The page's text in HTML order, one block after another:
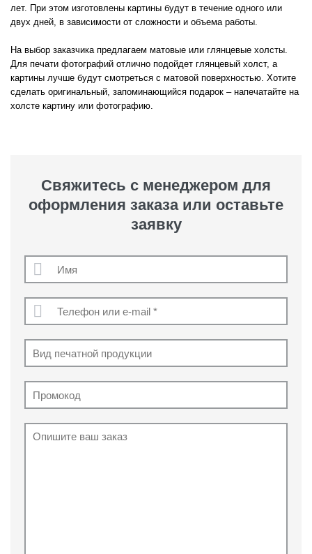
лет. При этом изготовлены картины будут в течение одного или
двух дней, в зависимости от сложности и объема работы.
На выбор заказчика предлагаем матовые или глянцевые холсты.
Для печати фотографий отлично подойдет глянцевый холст, а
картины лучше будут смотреться с матовой поверхностью. Хотите
сделать оригинальный, запоминающийся подарок – напечатайте на
холсте картину или фотографию.
Свяжитесь с менеджером для
оформления заказа или оставьте
заявку